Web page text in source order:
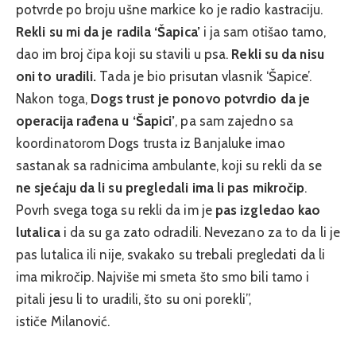
potvrde po broju ušne markice ko je radio kastraciju.
Rekli su mi da je radila ‘Šapica’i ja sam otišao tamo,
dao im broj čipa koji su stavili u psa. Rekli su da nisu
oni to uradili. Tada je bio prisutan vlasnik ‘Šapice’.
Nakon toga, Dogs trust je ponovo potvrdio da je
operacija rađena u ‘Šapici’, pa sam zajedno sa
koordinatorom Dogs trusta iz Banjaluke imao
sastanak sa radnicima ambulante, koji su rekli da se
ne sjećaju da li su pregledali ima li pas mikročip.
Povrh svega toga su rekli da im je pas izgledao kao
lutalicai da su ga zato odradili. Nevezano za to da li je
pas lutalica ili nije, svakako su trebali pregledati da li
ima mikročip. Najviše mi smeta što smo bili tamo i
pitali jesu li to uradili, što su oni porekli”,
ističe Milanović.